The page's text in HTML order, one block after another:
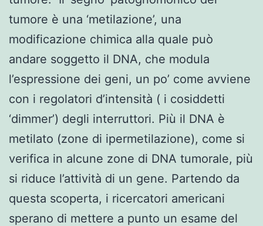
tumore è una ‘metilazione’, una
modificazione chimica alla quale può
andare soggetto il DNA, che modula
l’espressione dei geni, un po’ come avviene
con i regolatori d’intensità ( i cosiddetti
‘dimmer’) degli interruttori. Più il DNA è
metilato (zone di ipermetilazione), come si
verifica in alcune zone di DNA tumorale, più
si riduce l’attività di un gene. Partendo da
questa scoperta, i ricercatori americani
sperano di mettere a punto un esame del